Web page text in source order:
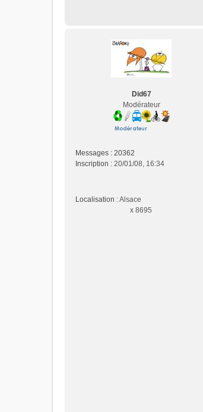
Did67
Modérateur
Messages : 20362
Inscription : 20/01/08, 16:34
Localisation :Alsace
x 8695